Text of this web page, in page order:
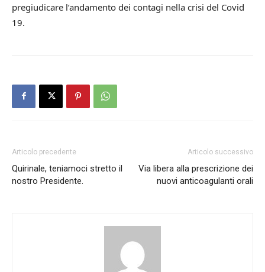
pregiudicare l’andamento dei contagi nella crisi del Covid
19.
Articolo precedente
Quirinale, teniamoci stretto il
nostro Presidente.
Articolo successivo
Via libera alla prescrizione dei
nuovi anticoagulanti orali